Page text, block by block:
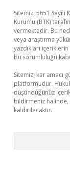
Sitemiz, 5651
Kurumu (BTK)
vermektedir. Bu
veya araştırma
yazdıkları
bu sorumluluğu
Sitemiz, kar amacı
platformudur.
düşündüğünüz
bildirmeniz
kaldırılacaktır.